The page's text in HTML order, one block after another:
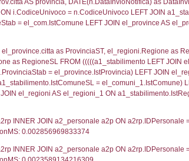
SINTETICA DELLO STABILIMENTO E
SUGLI SCENARI INCIDENTALI CON